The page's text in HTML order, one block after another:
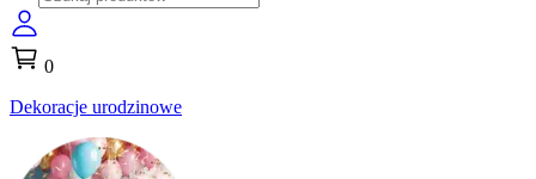
0
Dekoracje urodzinowe